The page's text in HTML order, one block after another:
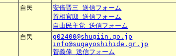
自民
安倍晋三 送信フォーム
首相官邸 送信フォーム
自由民主党 送信フォーム
自民
g02400@shugiin.go.jp
info@sugayoshihide.gr.jp
菅義偉 送信フォーム